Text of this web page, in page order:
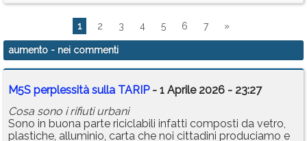
1 2 3 4 5 6 7 »
aumento - nei commenti
M5S perplessità sulla TARIP- 1 Aprile 2026 - 23:27
Cosa sono i rifiuti urbani
Sono in buona parte riciclabili infatti composti da vetro,
plastiche, alluminio, carta che noi cittadini produciamo e